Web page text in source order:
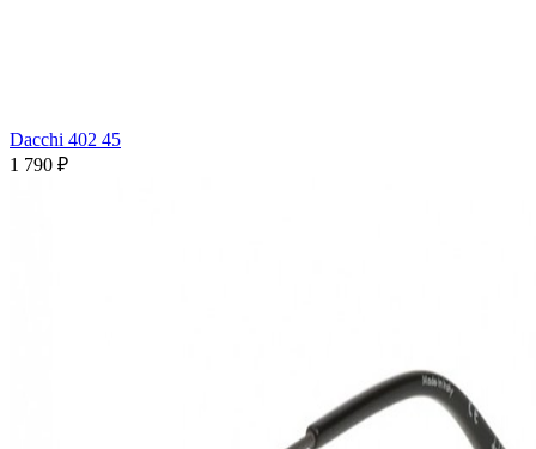
Dacchi 402 45
1 790 ₽